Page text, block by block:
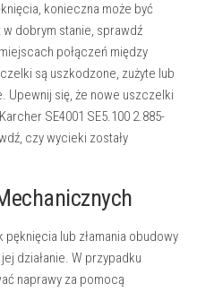
konieczna może być
dobrym stanie, sprawdź
połączeń między
są uszkodzone, zużyte lub
Upewnij się, że nowe uszczelki
SE4001 SE5.100 2.885-
czy wycieki zostały
lub złamania obudowy
działanie. W przypadku
naprawy za pomocą